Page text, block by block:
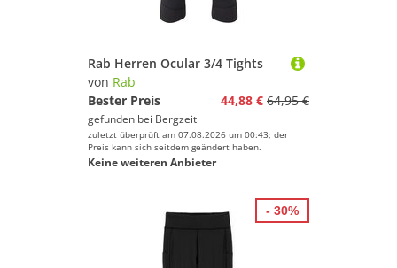
Rab Herren Ocular 3/4 Tights
von Rab
Bester Preis
44,88 € 64,95 €
gefunden bei Bergzeit
zuletzt überprüft am 07.08.2026 um 00:43; der
Preis kann sich seitdem geändert haben.
Keine weiteren Anbieter
- 30%